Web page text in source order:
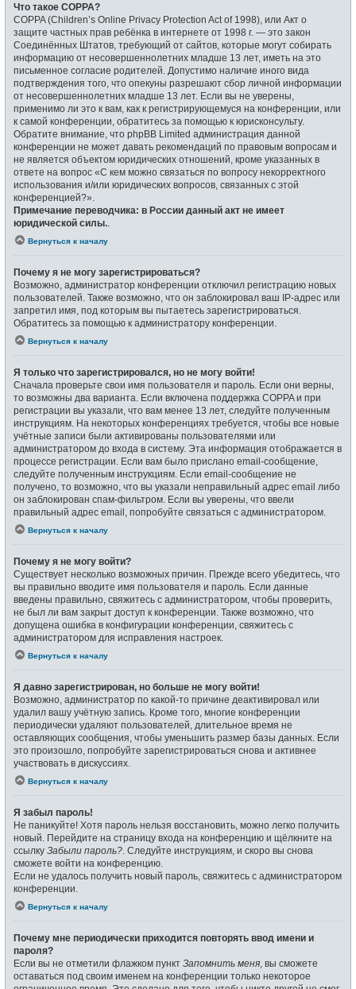
Что такое COPPA?
COPPA (Children’s Online Privacy Protection Act of 1998), или Акт о
защите частных прав ребёнка в интернете от 1998 г. — это закон
Соединённых Штатов, требующий от сайтов, которые могут собирать
информацию от несовершеннолетних младше 13 лет, иметь на это
письменное согласие родителей. Допустимо наличие иного вида
подтверждения того, что опекуны разрешают сбор личной информации
от несовершеннолетних младше 13 лет. Если вы не уверены,
применимо ли это к вам, как к регистрирующемуся на конференции, или
к самой конференции, обратитесь за помощью к юрисконсульту.
Обратите внимание, что phpBB Limited администрация данной
конференции не может давать рекомендаций по правовым вопросам и
не является объектом юридических отношений, кроме указанных в
ответе на вопрос «С кем можно связаться по вопросу некорректного
использования и/или юридических вопросов, связанных с этой
конференцией?».
Примечание переводчика: в России данный акт не имеет
юридической силы.
Вернуться к началу
Почему я не могу зарегистрироваться?
Возможно, администратор конференции отключил регистрацию новых
пользователей. Также возможно, что он заблокировал ваш IP-адрес или
запретил имя, под которым вы пытаетесь зарегистрироваться.
Обратитесь за помощью к администратору конференции.
Вернуться к началу
Я только что зарегистрировался, но не могу войти!
Сначала проверьте свои имя пользователя и пароль. Если они верны,
то возможны два варианта. Если включена поддержка COPPA и при
регистрации вы указали, что вам менее 13 лет, следуйте полученным
инструкциям. На некоторых конференциях требуется, чтобы все новые
учётные записи были активированы пользователями или
администратором до входа в систему. Эта информация отображается в
процессе регистрации. Если вам было прислано email-сообщение,
следуйте полученным инструкциям. Если email-сообщение не
получено, то возможно, что вы указали неправильный адрес email либо
он заблокирован спам-фильтром. Если вы уверены, что ввели
правильный адрес email, попробуйте связаться с администратором.
Вернуться к началу
Почему я не могу войти?
Существует несколько возможных причин. Прежде всего убедитесь, что
вы правильно вводите имя пользователя и пароль. Если данные
введены правильно, свяжитесь с администратором, чтобы проверить,
не был ли вам закрыт доступ к конференции. Также возможно, что
допущена ошибка в конфигурации конференции, свяжитесь с
администратором для исправления настроек.
Вернуться к началу
Я давно зарегистрирован, но больше не могу войти!
Возможно, администратор по какой-то причине деактивировал или
удалил вашу учётную запись. Кроме того, многие конференции
периодически удаляют пользователей, длительное время не
оставляющих сообщения, чтобы уменьшить размер базы данных. Если
это произошло, попробуйте зарегистрироваться снова и активнее
участвовать в дискуссиях.
Вернуться к началу
Я забыл пароль!
Не паникуйте! Хотя пароль нельзя восстановить, можно легко получить
новый. Перейдите на страницу входа на конференцию и щёлкните на
ссылку Забыли пароль? . Следуйте инструкциям, и скоро вы снова
сможете войти на конференцию.
Если не удалось получить новый пароль, свяжитесь с администратором
конференции.
Вернуться к началу
Почему мне периодически приходится повторять ввод имени и
пароля?
Если вы не отметили флажком пункт Запомнить меня , вы сможете
оставаться под своим именем на конференции только некоторое